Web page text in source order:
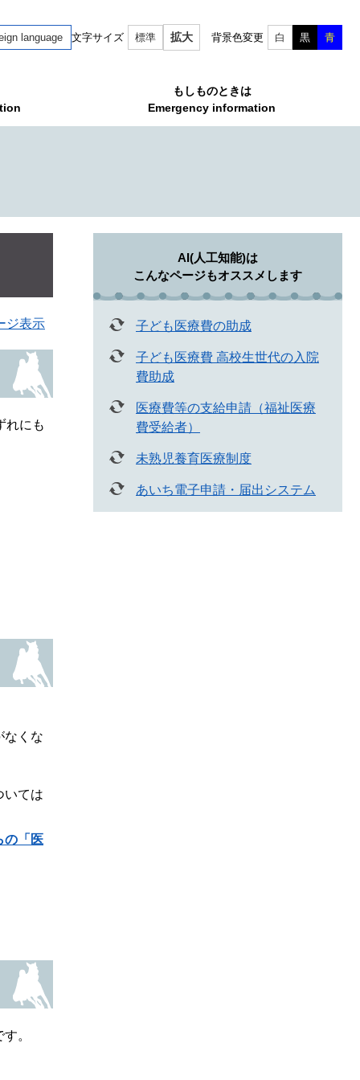
language 文字サイズ 標準 拡大 背景色変更 白 黒 青
もしものときは
Emergency information
ジ表示
れにも
なくな
いては
の「医
。
AI(人工知能)は
こんなページもオススメします
子ども医療費の助成
子ども医療費 高校生世代の入院
費助成
医療費等の支給申請（福祉医療
費受給者）
未熟児養育医療制度
あいち電子申請・届出システム